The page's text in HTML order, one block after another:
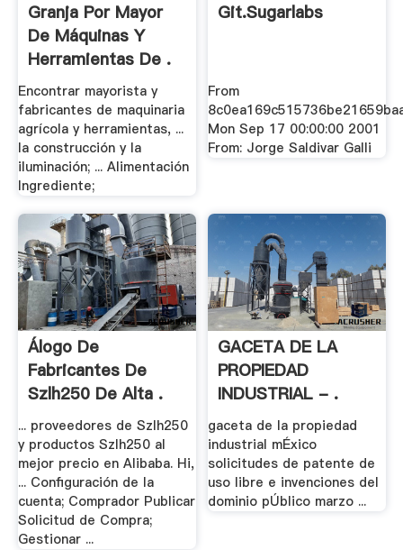
Granja Por Mayor
De Máquinas Y
Herramientas De .
Encontrar mayorista y
fabricantes de maquinaria
agrícola y herramientas, ...
la construcción y la
iluminación; ... Alimentación
Ingrediente;
Git.sugarlabs
From
Mon Sep 17 00:00:00 2001
From: Jorge Saldivar Galli
Álogo De
Fabricantes De
Szlh250 De Alta .
... proveedores de Szlh250
y productos Szlh250 al
mejor precio en Alibaba. Hi,
... Configuración de la
cuenta; Comprador Publicar
Solicitud de Compra;
Gestionar ...
GACETA DE LA
PROPIEDAD
INDUSTRIAL - .
gaceta de la propiedad
industrial mÉxico
solicitudes de patente de
uso libre e invenciones del
dominio pÚblico marzo ...